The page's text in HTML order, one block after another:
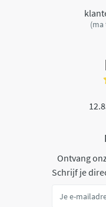
(ma
Ontvang
Schrijf je